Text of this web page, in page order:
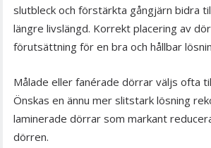
slutbleck och förstärkta gångjärn bidra
längre livslängd. Korrekt placering av
förutsättning för en bra och hållbar
Målade eller fanérade dörrar väljs ofta
Önskas en ännu mer slitstark lösning
laminerade dörrar som markant
dörren.